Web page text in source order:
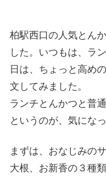
柏駅西口の人気とん
した。いつもは、ラ
日は、ちょっと高め
文してみました。
ランチとんかつと普
というのが、気になっ
まずは、おなじみの
大根、お新香の３種